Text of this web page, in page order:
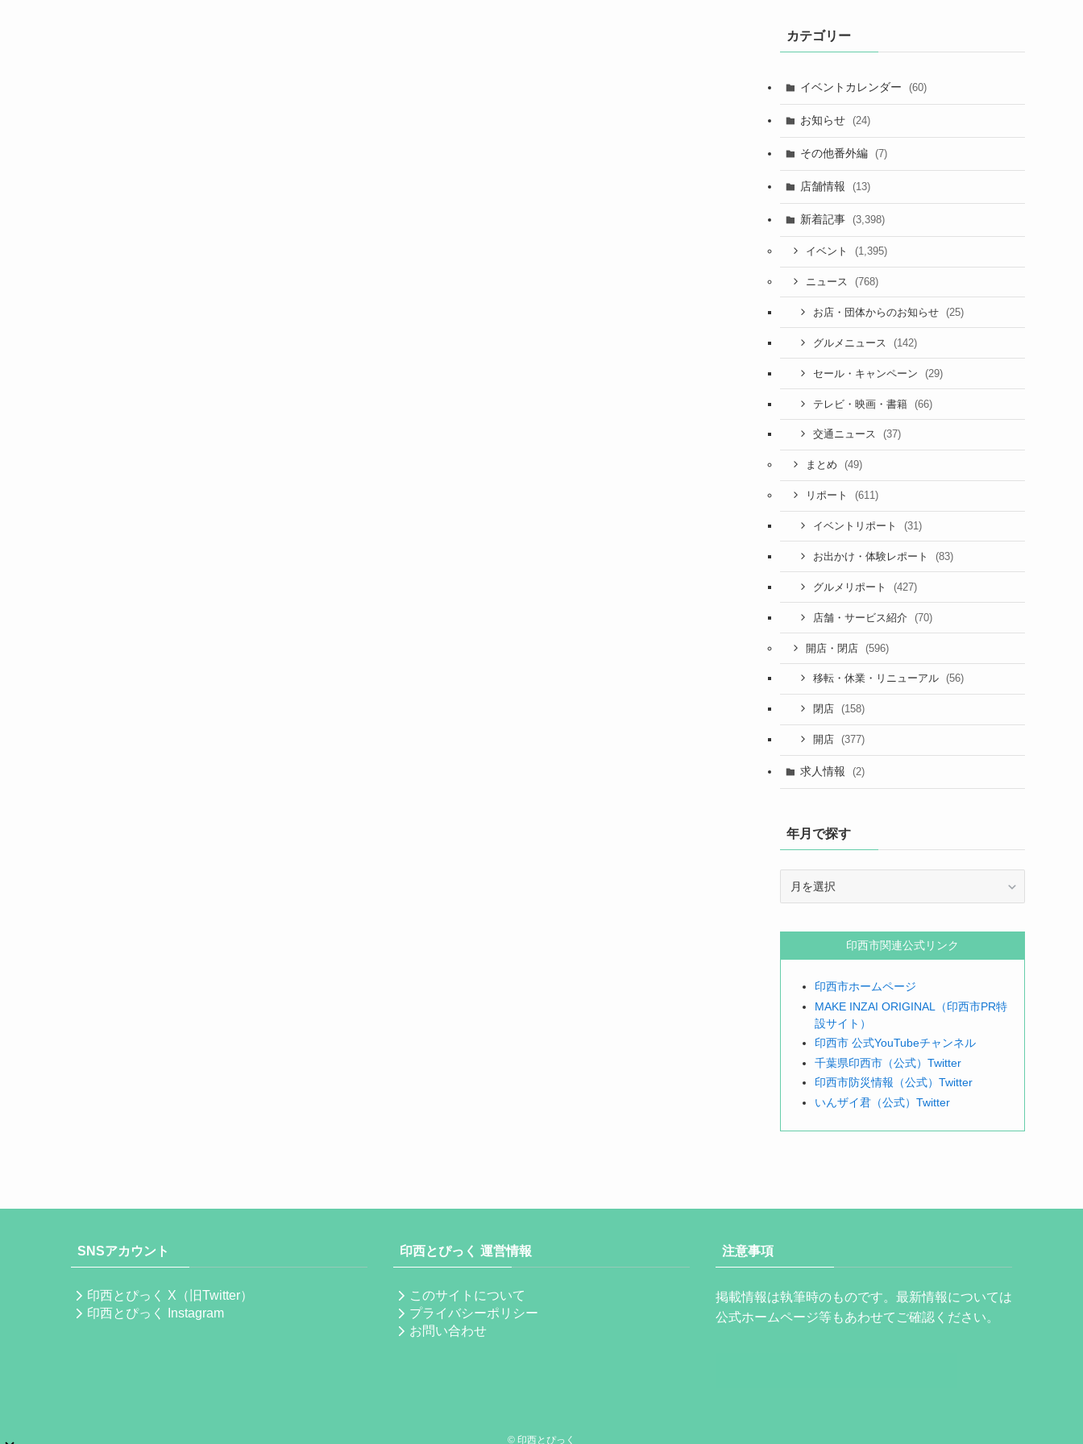
カテゴリー
イベントカレンダー (60)
お知らせ (24)
その他番外編 (7)
店舗情報 (13)
新着記事 (3,398)
イベント (1,395)
ニュース (768)
お店・団体からのお知らせ (25)
グルメニュース (142)
セール・キャンペーン (29)
テレビ・映画・書籍 (66)
交通ニュース (37)
まとめ (49)
リポート (611)
イベントリポート (31)
お出かけ・体験レポート (83)
グルメリポート (427)
店舗・サービス紹介 (70)
開店・閉店 (596)
移転・休業・リニューアル (56)
閉店 (158)
開店 (377)
求人情報 (2)
年月で探す
探
印西市関連公式リンク
印西市ホームページ
MAKE INZAI ORIGINAL（印西市PR特
設サイト）
印西市 公式YouTubeチャンネル
千葉県印西市（公式）Twitter
印西市防災情報（公式）Twitter
いんザイ君（公式）Twitter
SNSアカウント
印西とぴっく X（旧Twitter）
印西とぴっく Instagram
印西とぴっく 運営情報
このサイトについて
プライバシーポリシー
お問い合わせ
注意事項
掲載情報は執筆時のものです。最新情報については
公式ホームページ等もあわせてご確認ください。
© 印西とぴっく